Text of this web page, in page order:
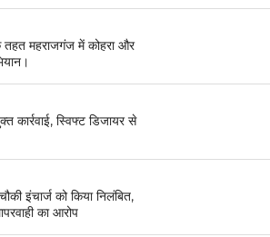
महराजगंज में कोहरा और
कार्रवाई, स्विफ्ट डिजायर से
इंचार्ज को किया निलंबित,
का आरोप